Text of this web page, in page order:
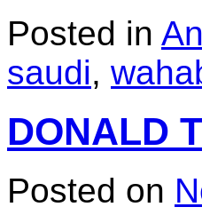
Posted in
saudi,
DONALD
Posted on